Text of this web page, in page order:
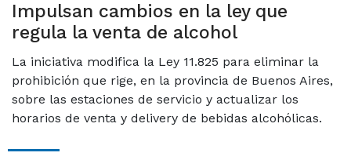
Impulsan cambios en la ley que
regula la venta de alcohol
La iniciativa modifica la Ley 11.825 para eliminar la
prohibición que rige, en la provincia de Buenos Aires,
sobre las estaciones de servicio y actualizar los
horarios de venta y delivery de bebidas alcohólicas.